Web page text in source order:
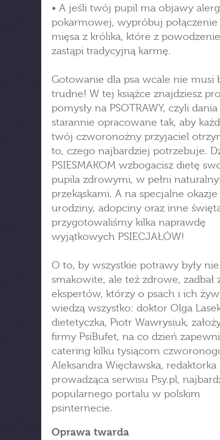
• A jeśli twój pupil ma objawy
pokarmowej, wypróbuj połączenie
mięsa z królika, które z
zastąpi tradycyjną karmę.
Gotowanie dla psa wcale nie musi
trudne! W tej książce znajdziesz
pomysły na PSOTRAWY, czyli
starannie opracowane tak, aby
twój czworonożny przyjaciel
to, czego najbardziej potrzebuje.
PSIESMAKOM wzbogacisz dietę
pupila zdrowymi, w pełni
przekąskami. A na specjalne
urodziny, adopciny oraz inne
przygotowaliśmy kilka naprawdę
wyjątkowych PSIECJAŁÓW!
O to, by wszystkie potrawy były
smakowite, ale też zdrowe, zadbał
ekspertów, którzy o psach i ich
wiedzą wszystko: doktor Olga
dietetyczka, Piotr Wawrysiuk,
firmy PsiBufet, na co dzień
catering kilku tysiącom
Aleksandra Więcławska, redaktorka
prowadząca serwisu Psy.pl,
popularnego portalu w polskim
psinternecie.
Oprawa twarda